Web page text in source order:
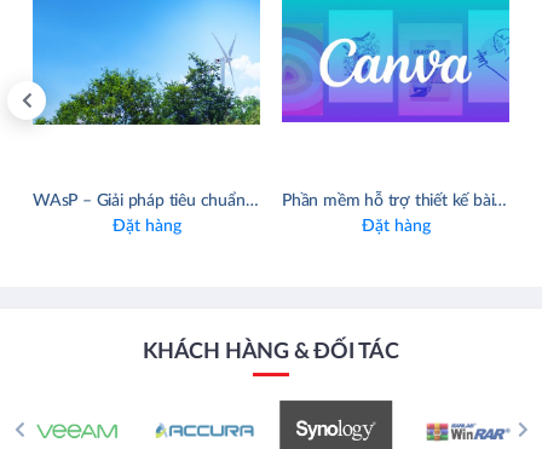
Phần mềm V-Ray 5 For SketchUp
Đặt hàng
Phần mềm INVENTOR
Đặt hàng
KHÁCH HÀNG & ĐỐI TÁC